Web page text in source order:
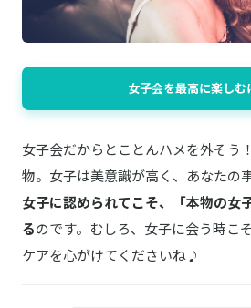
女子会を最高に楽しむ
女子会だからとことんハメを外そう
物。女子は美意識が高く、あなたの
女子に認められてこそ、「本物の女
るのです。むしろ、女子に会う時こ
ケアを心がけてくださいね♪